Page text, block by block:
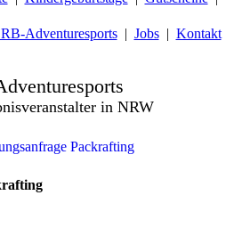
Adventuresports Jobs Kontakt
in NRW
Packrafting